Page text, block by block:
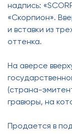
надпись:
«Скорпион».
и вставки из
оттенка.
На аверсе
(страна-
гравюры, на
Продается в